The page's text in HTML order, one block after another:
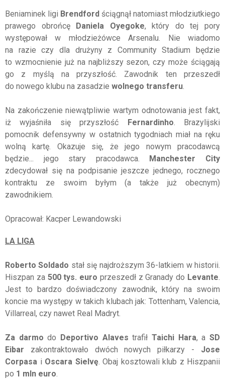
Beniaminek ligi Brendford ściągnął natomiast młodziutkiego
prawego obrońcę Daniela Oyegoke, który do tej pory
występował w młodzieżówce Arsenalu. Nie wiadomo
na razie czy dla drużyny z Community Stadium będzie
to wzmocnienie już na najbliższy sezon, czy może ściągają
go z myślą na przyszłość. Zawodnik ten przeszedł
do nowego klubu na zasadzie wolnego transferu
Na zakończenie niewątpliwie wartym odnotowania jest fakt,
iż wyjaśniła się przyszłość Fernardinho . Brazylijski
pomocnik defensywny w ostatnich tygodniach miał na ręku
wolną kartę. Okazuje się, że jego nowym pracodawcą
będzie... jego stary pracodawca. Manchester City
zdecydował się na podpisanie jeszcze jednego, rocznego
kontraktu ze swoim byłym (a także już obecnym)
zawodnikiem.
Opracował: Kacper Lewandowski
LA LIGA
Roberto Soldado stał się najdroższym 36-latkiem w historii.
Hiszpan za 500 tys. euro przeszedł z Granady do Levante
Jest to bardzo doświadczony zawodnik, który na swoim
koncie ma występy w takich klubach jak: Tottenham, Valencia,
Villarreal, czy nawet Real Madryt.
Za darmo do Deportivo AlavestrafiłTaichi Hara, aSD
Eibar zakontraktowało dwóch nowych piłkarzy - Jose
Corpasa i Oscara Sielvę. Obaj kosztowali klub z Hiszpanii
po 1 mln euro